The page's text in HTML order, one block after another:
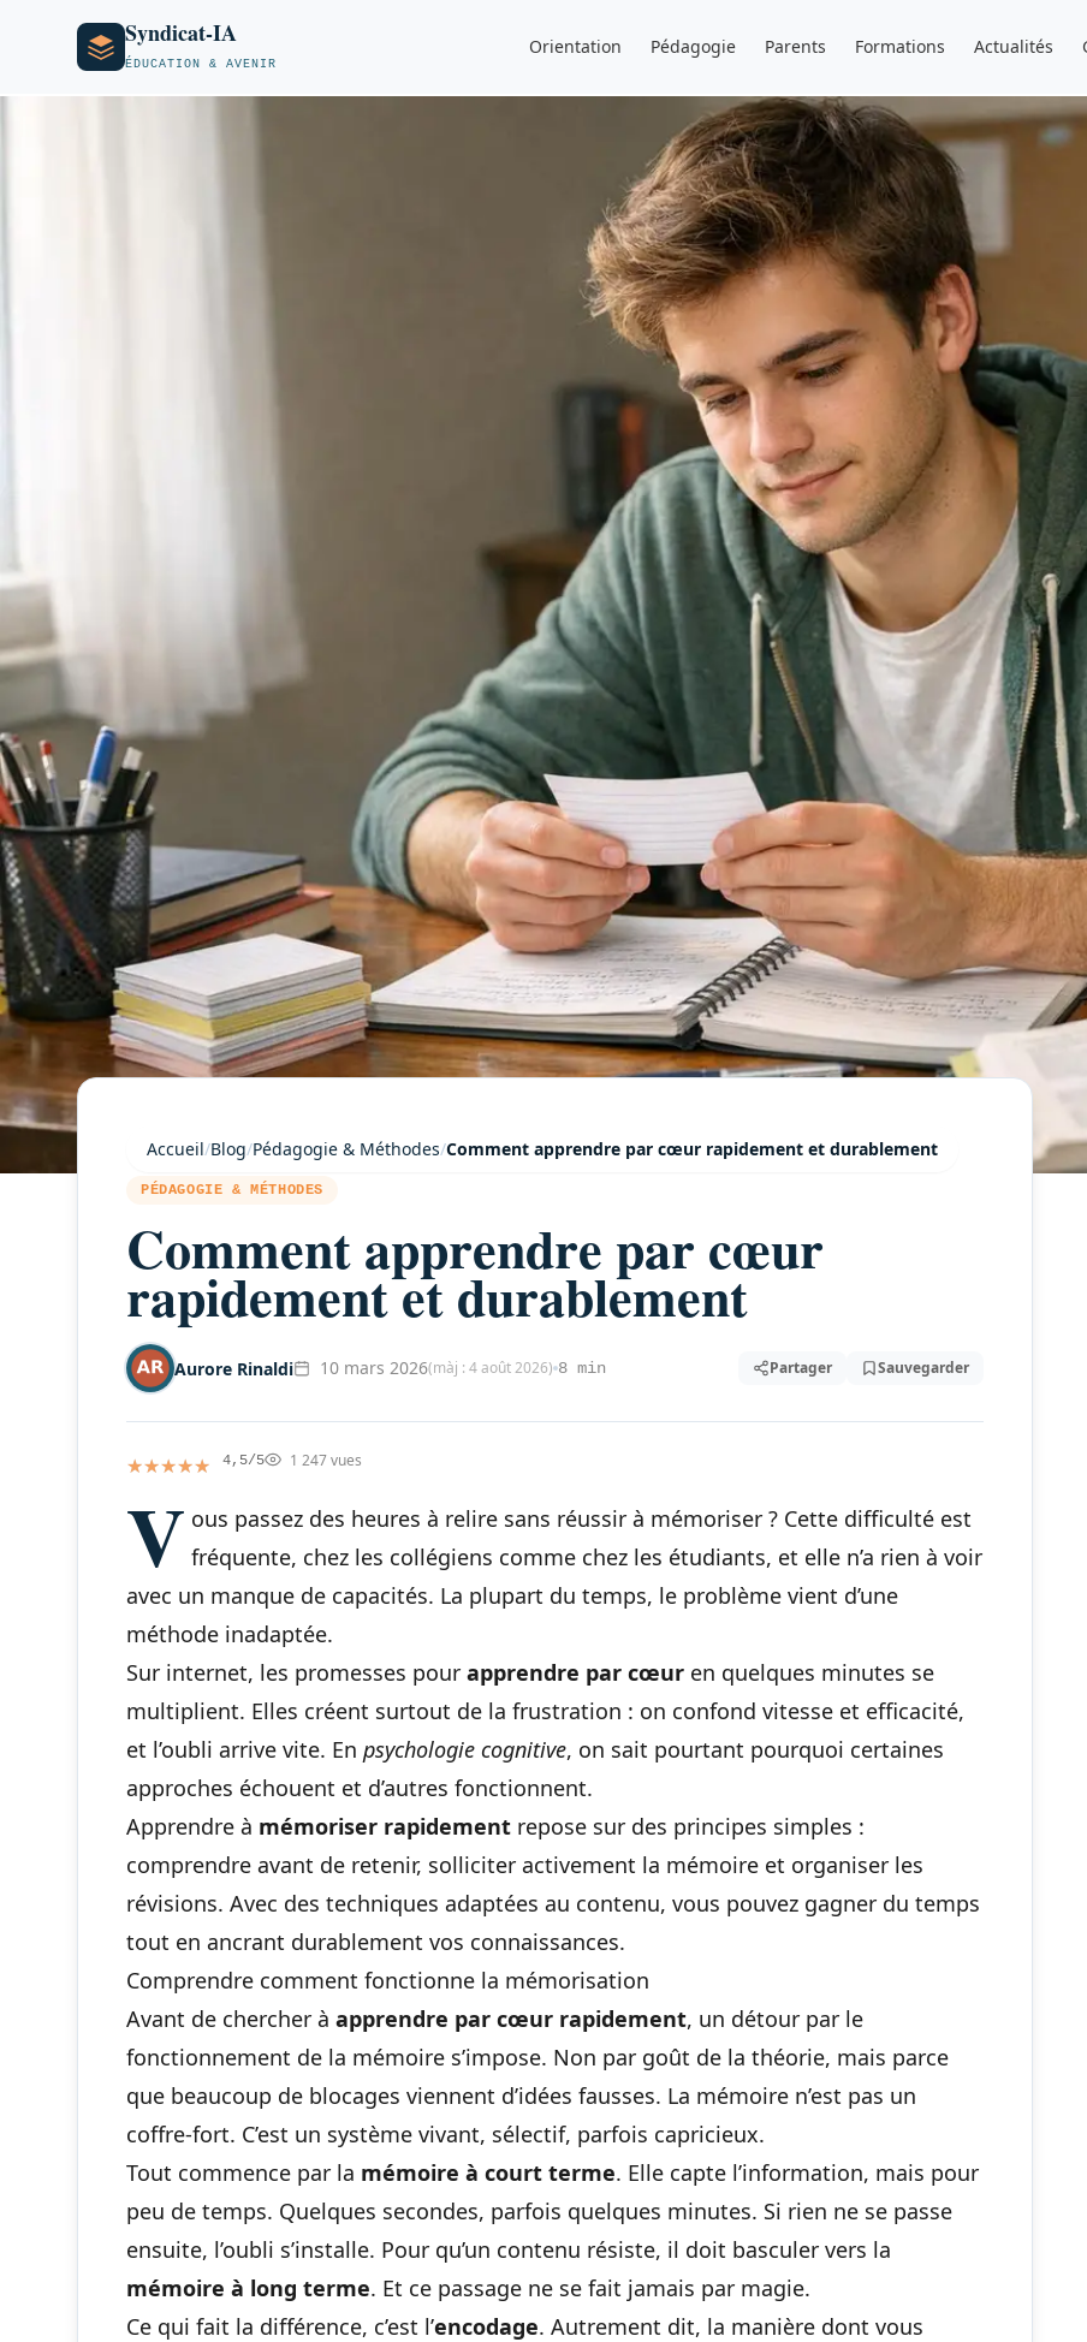
Syndicat-IA
ÉDUCATION & AVENIR
Orientation Pédagogie Parents Formations Actualités
Accueil/Blog/Pédagogie & Méthodes/Comment apprendre par cœur rapidement et durablement
PÉDAGOGIE & MÉTHODES
Comment apprendre par cœur
rapidement et durablement
Aurore Rinaldi 10 mars 2026(màj : 4 août 2026) 8 min Partager Sauvegarder
★★★★★
★★★★★ 4,5/5 1 247 vues
V ous passez des heures à relire sans réussir à mémoriser ? Cette difficulté est
fréquente, chez les collégiens comme chez les étudiants, et elle n’a rien à voir
avec un manque de capacités. La plupart du temps, le problème vient d’une
méthode inadaptée.
Sur internet, les promesses pour apprendre par cœur en quelques minutes se
multiplient. Elles créent surtout de la frustration : on confond vitesse et efficacité,
et l’oubli arrive vite. En psychologie cognitive, on sait pourtant pourquoi certaines
approches échouent et d’autres fonctionnent.
Apprendre à mémoriser rapidement repose sur des principes simples :
comprendre avant de retenir, solliciter activement la mémoire et organiser les
révisions. Avec des techniques adaptées au contenu, vous pouvez gagner du temps
tout en ancrant durablement vos connaissances.
Comprendre comment fonctionne la mémorisation
Avant de chercher à apprendre par cœur rapidement, un détour par le
fonctionnement de la mémoire s’impose. Non par goût de la théorie, mais parce
que beaucoup de blocages viennent d’idées fausses. La mémoire n’est pas un
coffre-fort. C’est un système vivant, sélectif, parfois capricieux.
Tout commence par la mémoire à court terme. Elle capte l’information, mais pour
peu de temps. Quelques secondes, parfois quelques minutes. Si rien ne se passe
ensuite, l’oubli s’installe. Pour qu’un contenu résiste, il doit basculer vers la
mémoire à long terme. Et ce passage ne se fait jamais par magie.
Ce qui fait la différence, c’est l’encodage. Autrement dit, la manière dont vous